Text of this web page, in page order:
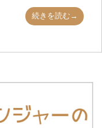
続きを読む→